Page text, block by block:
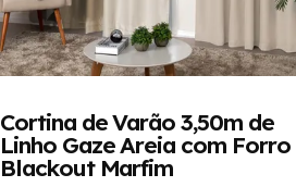
Cortina de Varão 3,50m de
Linho Gaze Areia com Forro
Blackout Marfim